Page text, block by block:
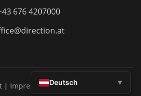
Deutsch
676 4207000
| Impressum|Datenschutz AGB